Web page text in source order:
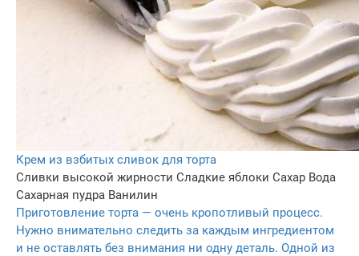
Крем из взбитых сливок для торта
Сливки высокой жирности Сладкие яблоки Сахар Вода
Сахарная пудра Ванилин
Приготовление торта — очень кропотливый процесс.
Нужно внимательно следить за каждым ингредиентом
и не оставлять без внимания ни одну деталь. Одной из